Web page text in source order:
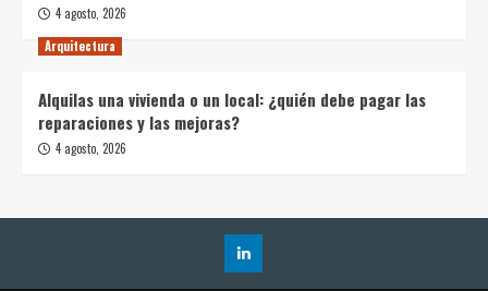
4 agosto, 2026
Arquitectura
Alquilas una vivienda o un local: ¿quién debe pagar las
reparaciones y las mejoras?
4 agosto, 2026